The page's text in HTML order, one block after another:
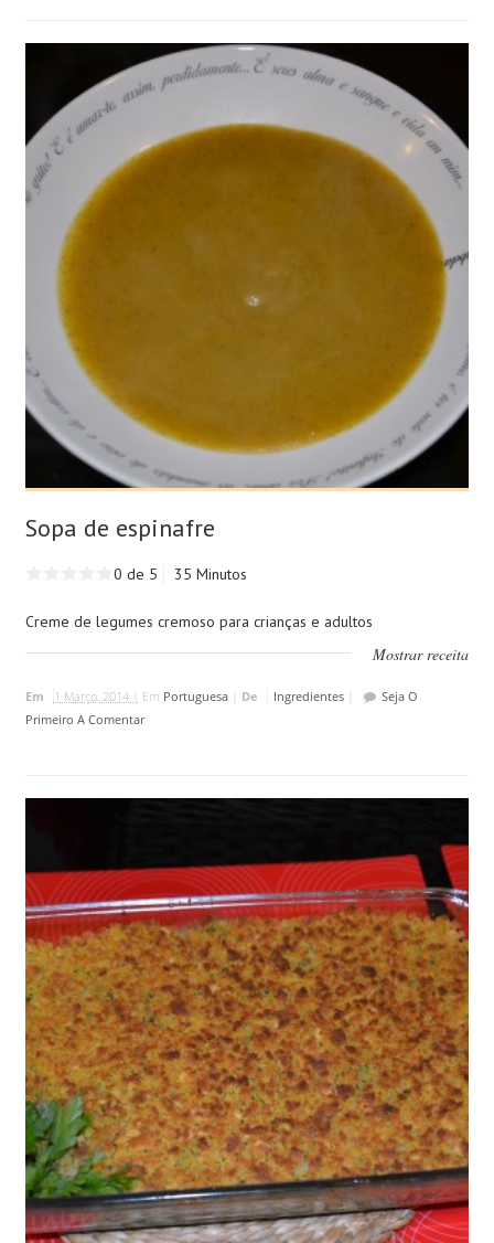
Sopa de espinafre
0 de 5 35 Minutos
Creme de legumes cremoso para crianças e adultos
Mostrar receita
Em 1 Março, 2014 | Em Portuguesa| De Ingredientes|
Seja O
Primeiro A Comentar